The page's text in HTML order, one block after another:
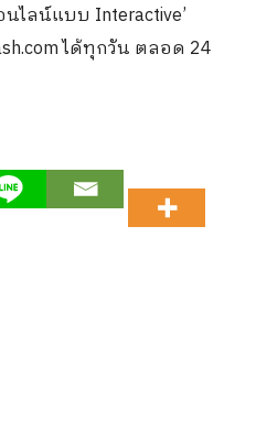
ไลน์แบบ Interactive’
ได้ทุกวัน ตลอด 24